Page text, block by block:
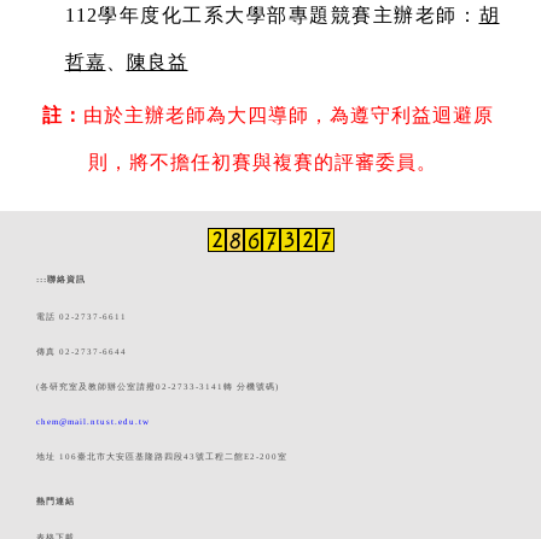
112學年度化工系大學部專題競賽主辦老師： 胡
哲嘉 陳良益
註： 由於主辦老師為大四導師，為遵守利益迴避原
則，將不擔任初賽與複賽的評審委員。
::: 聯絡資訊
電話 02-2737-6611
傳真 02-2737-6644
(各研究室及教師辦公室請撥02-2733-3141轉 分機號碼)
chem@mail.ntust.edu.tw
地址 106臺北市大安區基隆路四段43號工程二館E2-200室
熱門連結
表格下載